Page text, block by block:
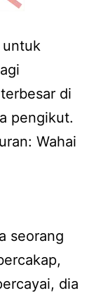
untuk
di
pengikut.
Wahai
dia